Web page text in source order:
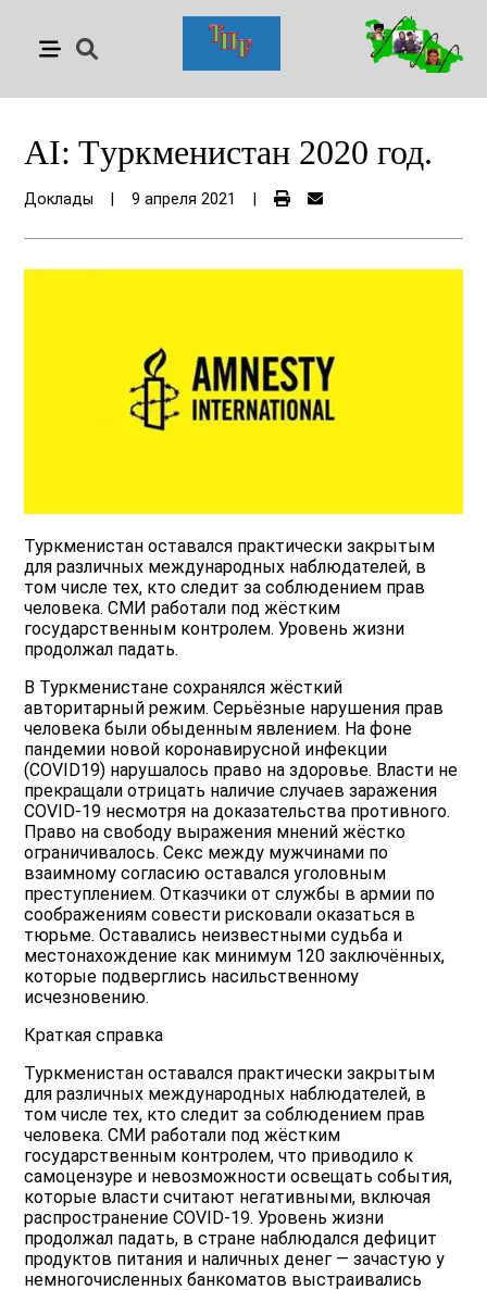
AI: Tуркменистан 2020 год.
Доклады 9 апреля 2021
Туркменистан оставался практически закрытым
для различных международных наблюдателей, в
том числе тех, кто следит за соблюдением прав
человека. СМИ работали под жёстким
государственным контролем. Уровень жизни
продолжал падать.
В Туркменистане сохранялся жёсткий
авторитарный режим. Серьёзные нарушения прав
человека были обыденным явлением. На фоне
пандемии новой коронавирусной инфекции
(COVID19) нарушалось право на здоровье. Власти не
прекращали отрицать наличие случаев заражения
COVID-19 несмотря на доказательства противного.
Право на свободу выражения мнений жёстко
ограничивалось. Секс между мужчинами по
взаимному согласию оставался уголовным
преступлением. Отказчики от службы в армии по
соображениям совести рисковали оказаться в
тюрьме. Оставались неизвестными судьба и
местонахождение как минимум 120 заключённых,
которые подверглись насильственному
исчезновению.
Краткая справка
Туркменистан оставался практически закрытым
для различных международных наблюдателей, в
том числе тех, кто следит за соблюдением прав
человека. СМИ работали под жёстким
государственным контролем, что приводило к
самоцензуре и невозможности освещать события,
которые власти считают негативными, включая
распространение COVID-19. Уровень жизни
продолжал падать, в стране наблюдался дефицит
продуктов питания и наличных денег — зачастую у
немногочисленных банкоматов выстраивались